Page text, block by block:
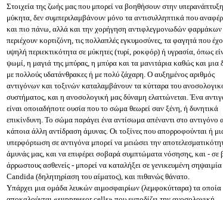
Στοιχεία της ζωής μας που μπορεί να βοηθήσουν στην
μύκητα, δεν συμπεριλαμβάνουν μόνο τα αντισυλληπτικά που
και πιο πάνω, αλλά και την χορήγηση αντιφλεγμονωδών
περιέχουν κορτιζόνη, τις πολλαπλές εγκυμοσύνες, τα φαγητά που
υψηλή περιεκτικότητα σε μύκητες (τυρί, ροκφόρ) ή υγρασία, όπως
ψωμί, η μαγιά της μπύρας, η μπύρα και τα μανιτάρια καθώς και μια
με πολλούς υδατάνθρακες ή με πολύ ζάχαρη. Ο αυξημένος αριθμός
αντιγόνων και τοξινών καταλαμβάνουν τα κύτταρα του
συστήματος, και η ανοσολογική μας δύναμη ελαττώνεται. Ένα
είναι οποιαδήποτε ουσία που το σώμα θεωρεί σαν ξένη, ή δυνητικά
επικίνδυνη. Το σώμα παράγει ένα αντίσωμα απέναντι στο αντιγόνο
κάποια άλλη αντίδραση άμυνας. Οι τοξίνες που απορροφούνται ή
υπερφόρτωση σε αντιγόνα μπορεί να μειώσει την
άμυνάς μας, και να επιφέρει σοβαρά συμπτώματα νόσησης, και - σε
άρρωστους ασθενείς - μπορεί να καταλήξει σε γενικευμένη
Candida (δηλητηρίαση του αίματος), και πιθανώς θάνατο.
Υπάρχει μια ομάδα λευκών αιμοσφαιρίων (λεμφοκύτταρα) τα οποία